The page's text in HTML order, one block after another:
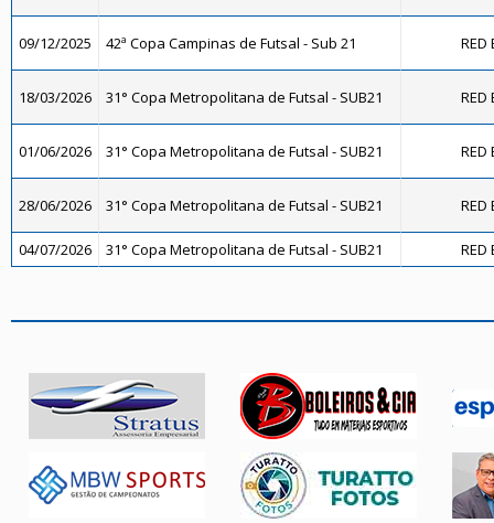
09/12/2025 42ª Copa Campinas de Futsal - Sub 21 RED
18/03/2026 31° Copa Metropolitana de Futsal - SUB21 RED
01/06/2026 31° Copa Metropolitana de Futsal - SUB21 RED
28/06/2026 31° Copa Metropolitana de Futsal - SUB21 RED
04/07/2026 31° Copa Metropolitana de Futsal - SUB21 RED